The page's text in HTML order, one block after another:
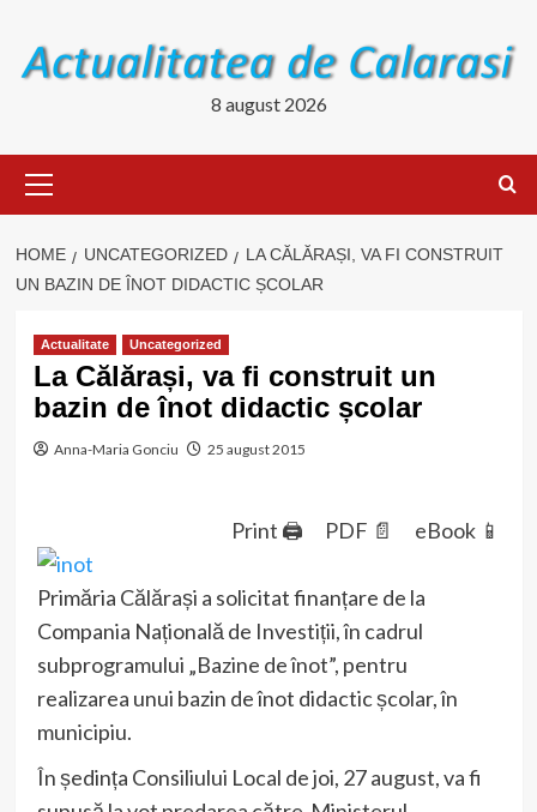
content
8 august 2026
Menu
HOME UNCATEGORIZED
LA CĂLĂRAȘI, VA FI CONSTRUIT
UN BAZIN DE ÎNOT DIDACTIC ȘCOLAR
Actualitate Uncategorized
La Călărași, va fi construit un
bazin de înot didactic școlar
Anna-Maria Gonciu 25 august 2015
Print 🖨 PDF 📄 eBook 📱
Primăria Călărași a solicitat finanțare de la
Compania Națională de Investiții, în cadrul
subprogramului „Bazine de înot”, pentru
realizarea unui bazin de înot didactic școlar, în
municipiu.
În ședința Consiliului Local de joi, 27 august, va fi